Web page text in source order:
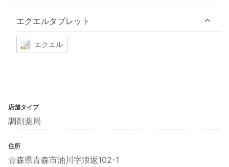
エクエルタブレット
エクエル
店舗タイプ
調剤薬局
住所
青森県青森市油川字浪返102-1